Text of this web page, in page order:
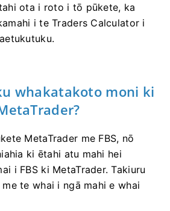
ota i roto i tō pūkete, ka
i te Traders Calculator i
whakatakoto moni ki
MetaTrader me FBS, nō
ki ētahi atu mahi hei
i FBS ki MetaTrader. Takiuru
te whai i ngā mahi e whai